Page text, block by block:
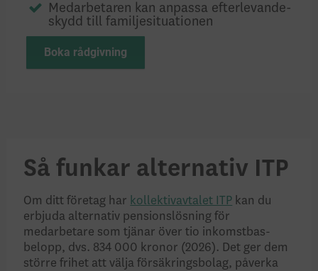
Medarbetaren kan anpassa efterlevande­
skydd till familje­situationen
Boka rådgivning
Så funkar alternativ ITP
Om ditt företag har kollektiv­avtalet ITP kan du
erbjuda alternativ pensions­lösning för
medarbetare som tjänar över tio inkomst­bas­
belopp, dvs. 834 000 kronor (2026). Det ger dem
större frihet att välja försäkrings­bolag, påverka